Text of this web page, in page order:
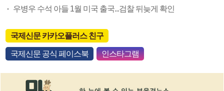
우병우 수석 아들 1월 미국 출국...검찰 뒤늦게 확인
국제신문 카카오플러스 친구
국제신문 공식 페이스북 인스타그램